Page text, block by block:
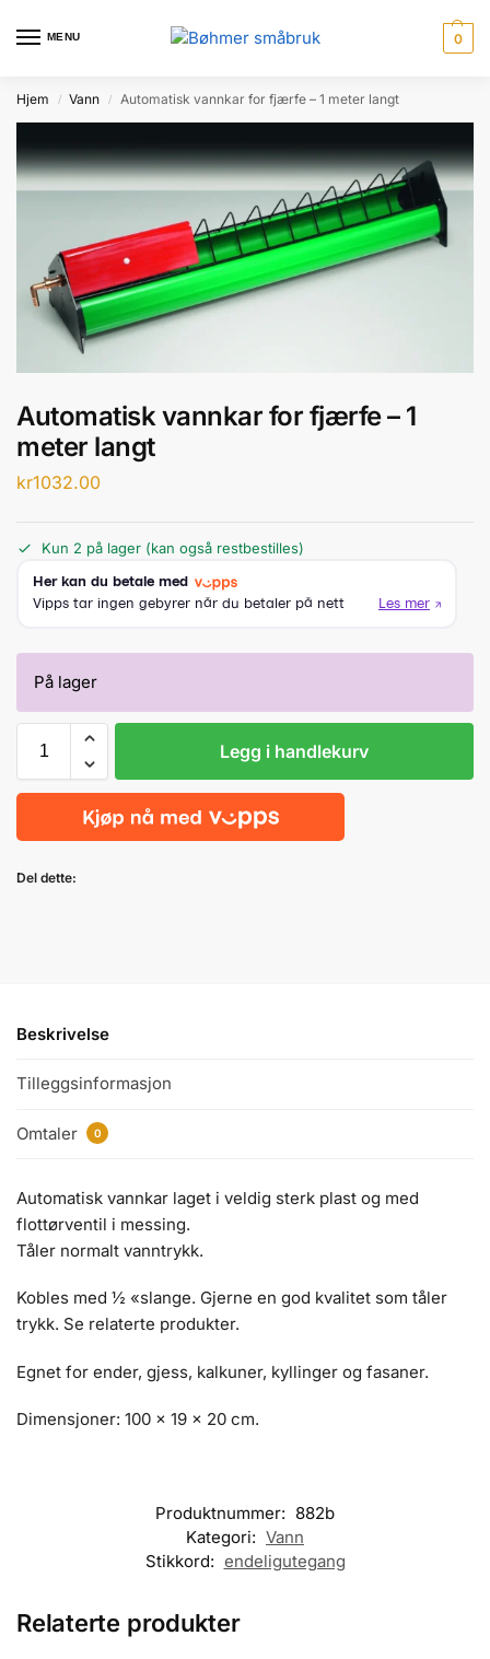
innholdet
MENU 0
Hjem / Vann / Automatisk vannkar for fjærfe – 1 meter langt
Automatisk vannkar for fjærfe – 1
meter langt
kr1032.00
Kun 2 på lager (kan også restbestilles)
På lager
Legg i handlekurv
Del dette:
Beskrivelse
Tilleggsinformasjon
Omtaler 0
Automatisk vannkar laget i veldig sterk plast og med
flottørventil i messing.
Tåler normalt vanntrykk.
Kobles med ½ «slange. Gjerne en god kvalitet som tåler
trykk. Se relaterte produkter.
Egnet for ender, gjess, kalkuner, kyllinger og fasaner.
Dimensjoner: 100 x 19 x 20 cm.
Produktnummer: 882b
Kategori: Vann
Stikkord: endeligutegang
Relaterte produkter